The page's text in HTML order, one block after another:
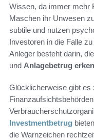
Wissen, da immer mehr
Maschen ihr Unwesen
subtile und nutzen
Investoren in die Falle
Anleger besteht darin,
und Anlagebetrug
Glücklicherweise gibt
Investmentbetrug
die Warnzeichen